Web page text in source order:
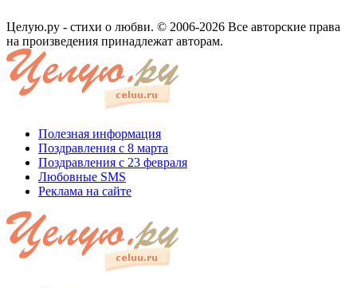
Целую.ру - стихи о любви. © 2006-2026 Все авторские права
на произведения принадлежат авторам.
Полезная информация
Поздравления с 8 марта
Поздравления с 23 февраля
Любовные SMS
Реклама на сайте